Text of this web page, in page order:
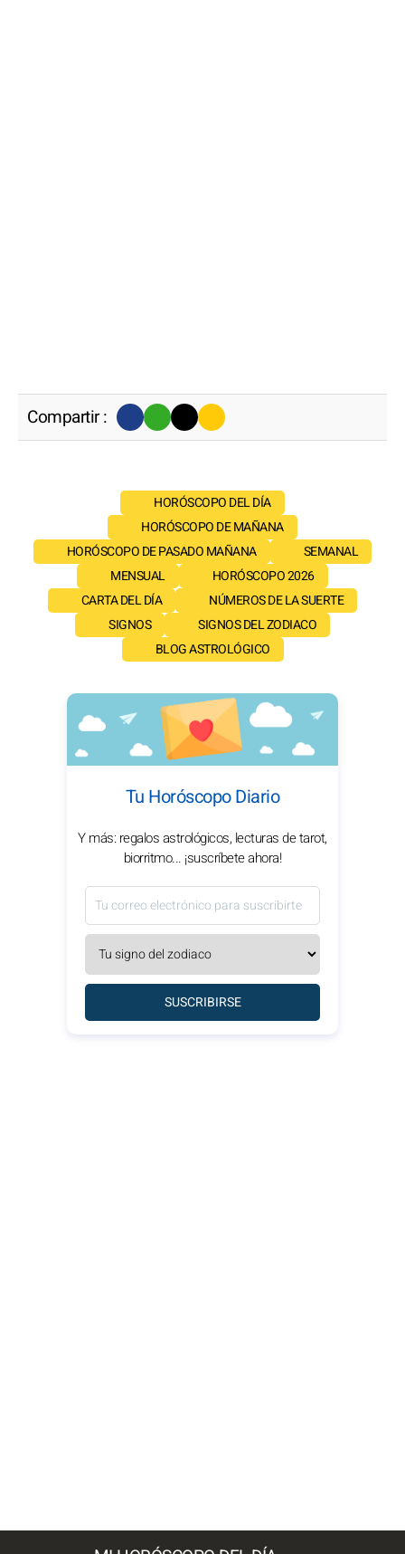
Compartir :
HORÓSCOPO DEL DÍA
HORÓSCOPO DE MAÑANA
HORÓSCOPO DE PASADO MAÑANA
SEMANAL
MENSUAL
HORÓSCOPO 2026
CARTA DEL DÍA
NÚMEROS DE LA SUERTE
SIGNOS
SIGNOS DEL ZODIACO
BLOG ASTROLÓGICO
Tu Horóscopo Diario
Y más: regalos astrológicos, lecturas de tarot,
biorritmo... ¡suscríbete ahora!
SUSCRIBIRSE